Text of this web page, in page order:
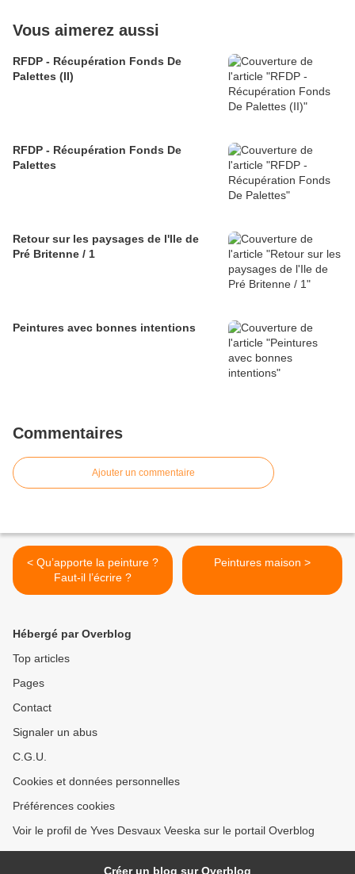
Vous aimerez aussi
RFDP - Récupération Fonds De
Palettes (II)
RFDP - Récupération Fonds De
Palettes
Retour sur les paysages de l'Ile de
Pré Britenne / 1
Peintures avec bonnes intentions
Commentaires
Ajouter un commentaire
< Qu’apporte la peinture ?
Faut-il l’écrire ?
Peintures maison >
Hébergé par Overblog
Top articles
Pages
Contact
Signaler un abus
C.G.U.
Cookies et données personnelles
Préférences cookies
Voir le profil de Yves Desvaux Veeska sur le portail Overblog
Créer un blog sur Overblog